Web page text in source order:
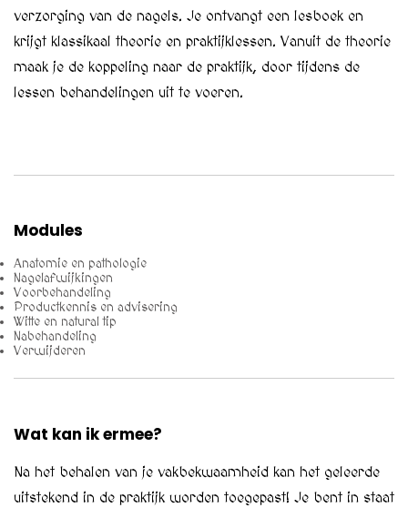
verzorging van de nagels. Je ontvangt een lesboek en
krijgt klassikaal theorie en praktijklessen. Vanuit de theorie
maak je de koppeling naar de praktijk, door tijdens de
lessen behandelingen uit te voeren.
Modules
Anatomie en pathologie
Nagelafwijkingen
Voorbehandeling
Productkennis en advisering
Witte en natural tip
Nabehandeling
Verwijderen
Wat kan ik ermee?
Na het behalen van je vakbekwaamheid kan het geleerde
uitstekend in de praktijk worden toegepast! Je bent in staat